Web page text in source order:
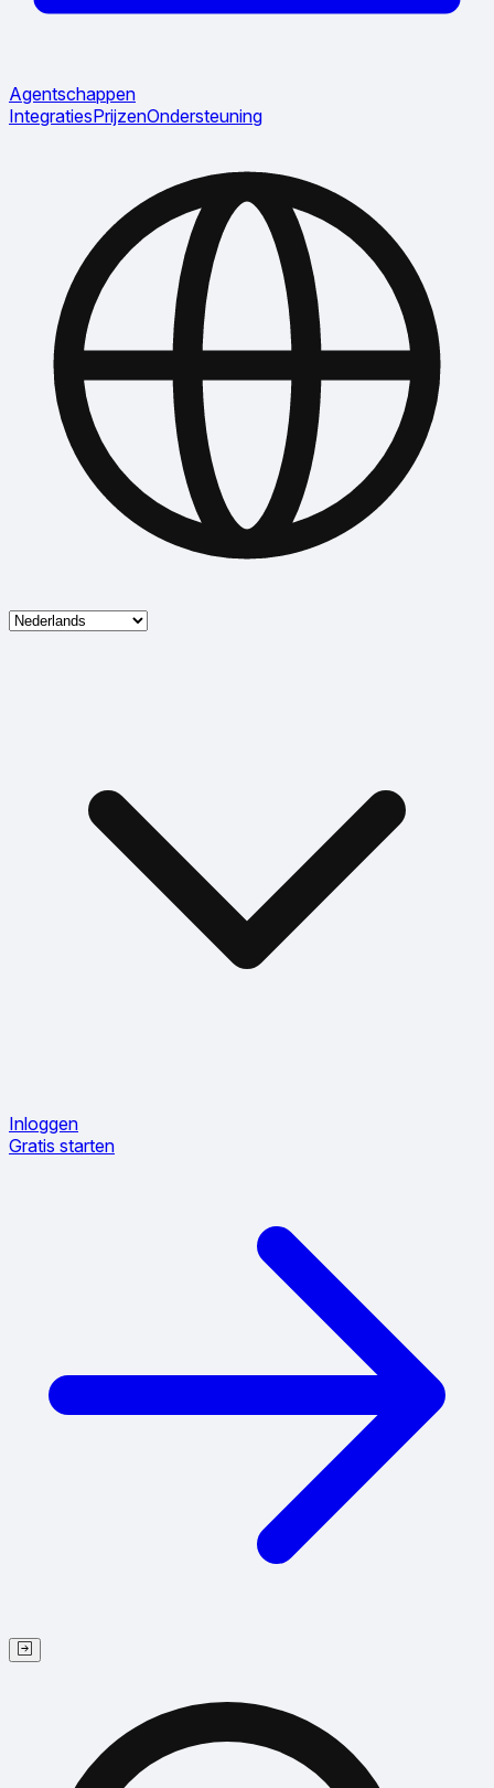
Agentschappen
IntegratiesPrijzenOndersteuning
Inloggen
Gratis starten